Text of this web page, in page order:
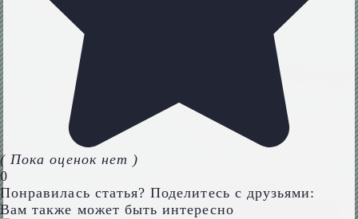
( Пока оценок нет )
0
Понравилась статья? Поделитесь с друзьями:
Вам также может быть интересно